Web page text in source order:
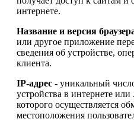
интернете.
Название и версия
или другое приложение
сведения об устройстве,
клиента.
IP-адрес - уникальный
устройства в интернете
которого осуществляется
местоположения